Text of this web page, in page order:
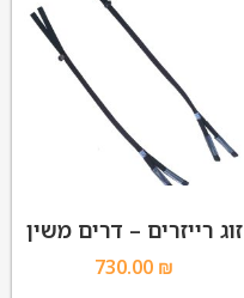
זוג רייזרים – דרים משין
730.00 ₪